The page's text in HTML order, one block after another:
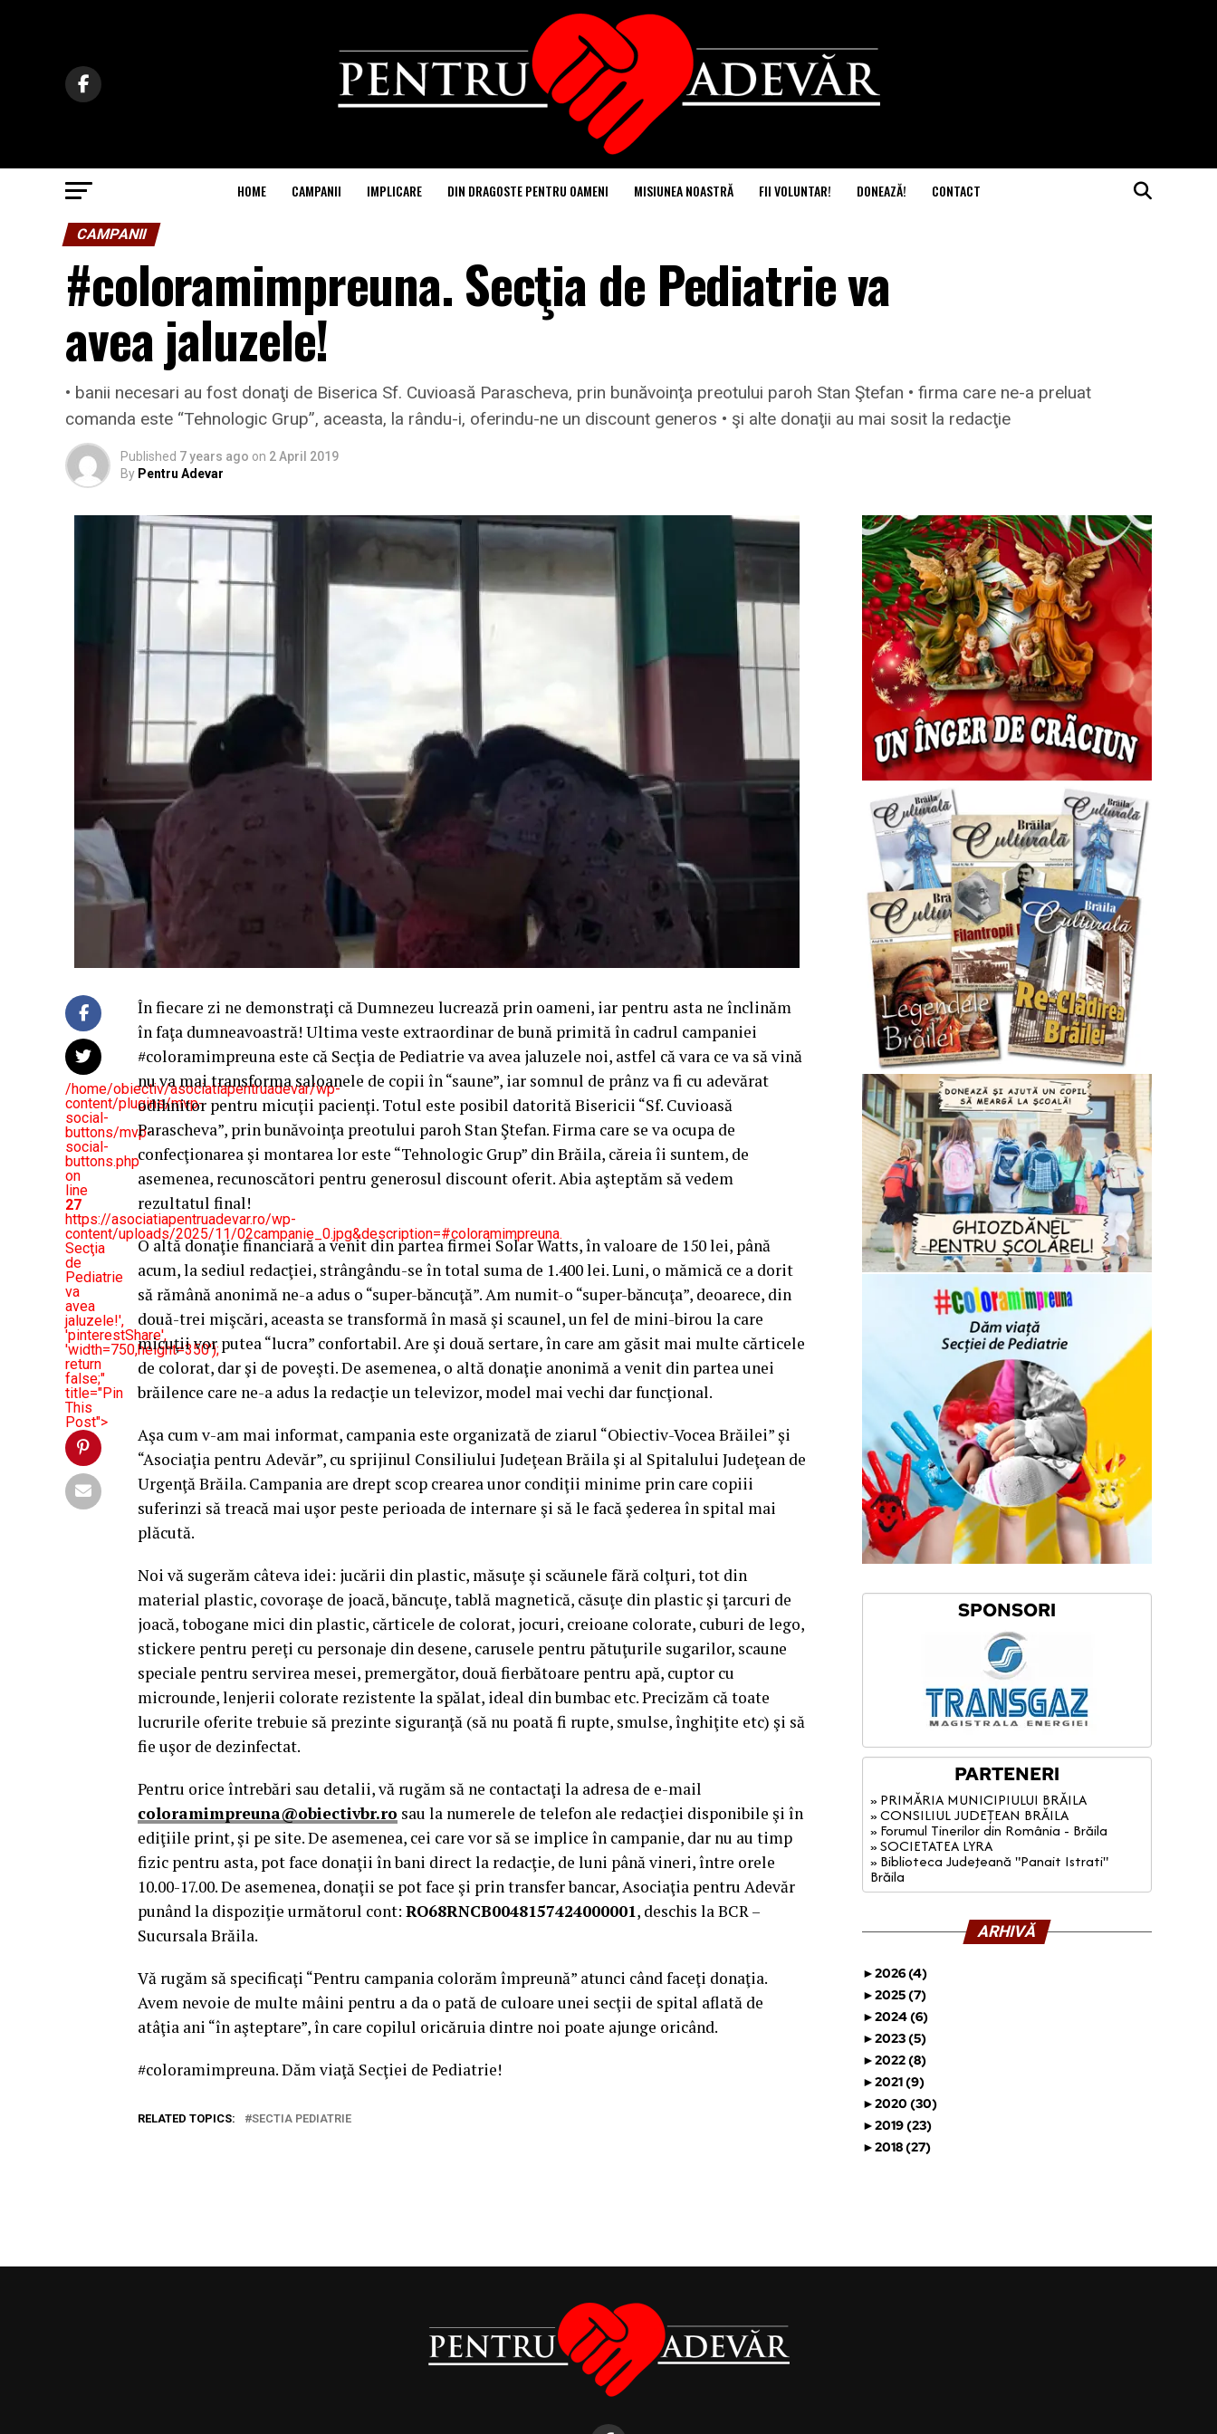
HOME CAMPANII IMPLICARE DIN DRAGOSTE PENTRU OAMENI MISIUNEA NOASTRĂ FII VOLUNTAR! DONEAZĂ! CONTACT
CAMPANII
#coloramimpreuna. Secţia de Pediatrie va
avea jaluzele!
• banii necesari au fost donaţi de Biserica Sf. Cuvioasă Parascheva, prin bunăvoinţa preotului paroh Stan Ştefan • firma care ne-a preluat
comanda este “Tehnologic Grup”, aceasta, la rându-i, oferindu-ne un discount generos • şi alte donaţii au mai sosit la redacţie
Published 7 years ago on 2 April 2019
By Pentru Adevar
/home/obiectiv/asociatiapentruadevar/wp-
content/plugins/mvp-
social-
buttons/mvp-
social-
buttons.php
on
line
27
https://asociatiapentruadevar.ro/wp-
content/uploads/2025/11/02campanie_0.jpg&description=#coloramimpreuna.
Secţia
de
Pediatrie
va
avea
jaluzele!',
'pinterestShare',
'width=750,height=350');
return
false;"
title="Pin
This
Post">
În fiecare zi ne demonstraţi că Dumnezeu lucrează prin oameni, iar pentru asta ne înclinăm
în faţa dumneavoastră! Ultima veste extraordinar de bună primită în cadrul campaniei
#coloramimpreuna este că Secţia de Pediatrie va avea jaluzele noi, astfel că vara ce va să vină
nu va mai transforma saloanele de copii în “saune”, iar somnul de prânz va fi cu adevărat
odihnitor pentru micuţii pacienţi. Totul este posibil datorită Bisericii “Sf. Cuvioasă
Parascheva”, prin bunăvoinţa preotului paroh Stan Ştefan. Firma care se va ocupa de
confecţionarea şi montarea lor este “Tehnologic Grup” din Brăila, căreia îi suntem, de
asemenea, recunoscători pentru generosul discount oferit. Abia aşteptăm să vedem
rezultatul final!
O altă donaţie financiară a venit din partea firmei Solar Watts, în valoare de 150 lei, până
acum, la sediul redacţiei, strângându-se în total suma de 1.400 lei. Luni, o mămică ce a dorit
să rămână anonimă ne-a adus o “super-băncuţă”. Am numit-o “super-băncuţa”, deoarece, din
două-trei mişcări, aceasta se transformă în masă şi scaunel, un fel de mini-birou la care
micuţii vor putea “lucra” confortabil. Are şi două sertare, în care am găsit mai multe cărticele
de colorat, dar şi de poveşti. De asemenea, o altă donaţie anonimă a venit din partea unei
brăilence care ne-a adus la redacţie un televizor, model mai vechi dar funcţional.
Aşa cum v-am mai informat, campania este organizată de ziarul “Obiectiv-Vocea Brăilei” şi
“Asociaţia pentru Adevăr”, cu sprijinul Consiliului Judeţean Brăila şi al Spitalului Judeţean de
Urgenţă Brăila. Campania are drept scop crearea unor condiţii minime prin care copiii
suferinzi să treacă mai uşor peste perioada de internare şi să le facă şederea în spital mai
plăcută.
Noi vă sugerăm câteva idei: jucării din plastic, măsuţe şi scăunele fără colţuri, tot din
material plastic, covoraşe de joacă, băncuţe, tablă magnetică, căsuţe din plastic şi ţarcuri de
joacă, tobogane mici din plastic, cărticele de colorat, jocuri, creioane colorate, cuburi de lego,
stickere pentru pereţi cu personaje din desene, carusele pentru pătuţurile sugarilor, scaune
speciale pentru servirea mesei, premergător, două fierbătoare pentru apă, cuptor cu
microunde, lenjerii colorate rezistente la spălat, ideal din bumbac etc. Precizăm că toate
lucrurile oferite trebuie să prezinte siguranţă (să nu poată fi rupte, smulse, înghiţite etc) şi să
fie uşor de dezinfectat.
Pentru orice întrebări sau detalii, vă rugăm să ne contactaţi la adresa de e-mail
coloramimpreuna@obiectivbr.ro sau la numerele de telefon ale redacţiei disponibile şi în
ediţiile print, şi pe site. De asemenea, cei care vor să se implice în campanie, dar nu au timp
fizic pentru asta, pot face donaţii în bani direct la redacţie, de luni până vineri, între orele
10.00-17.00. De asemenea, donaţii se pot face şi prin transfer bancar, Asociaţia pentru Adevăr
punând la dispoziţie următorul cont: RO68RNCB0048157424000001, deschis la BCR –
Sucursala Brăila.
Vă rugăm să specificaţi “Pentru campania colorăm împreună” atunci când faceţi donaţia.
Avem nevoie de multe mâini pentru a da o pată de culoare unei secţii de spital aflată de
atâţia ani “în aşteptare”, în care copilul oricăruia dintre noi poate ajunge oricând.
#coloramimpreuna. Dăm viaţă Secţiei de Pediatrie!
RELATED TOPICS: SECTIA PEDIATRIE
SPONSORI
PARTENERI
» PRIMĂRIA MUNICIPIULUI BRĂILA
» CONSILIUL JUDEȚEAN BRĂILA
» Forumul Tinerilor din România - Brăila
» SOCIETATEA LYRA
» Biblioteca Judeţeană "Panait Istrati"
Brăila
ARHIVĂ
►2026 (4)
►2025 (7)
►2024 (6)
►2023 (5)
►2022 (8)
►2021 (9)
►2020 (30)
►2019 (23)
►2018 (27)